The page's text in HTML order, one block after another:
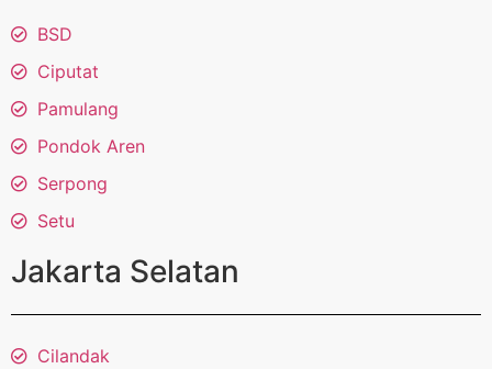
BSD
Ciputat
Pamulang
Pondok Aren
Serpong
Setu
Jakarta Selatan
Cilandak